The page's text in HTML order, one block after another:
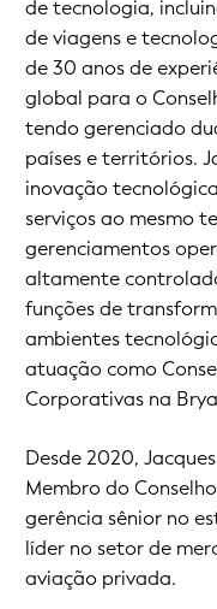
de tecnologia,
de viagens e
de 30 anos de
global para o
tendo gerenciado
países e territórios.
inovação
serviços ao mesmo
gerenciamentos
altamente
funções de
ambientes
atuação como
Corporativas na
Desde 2020,
Membro do
gerência sênior no
líder no setor de
aviação privada.